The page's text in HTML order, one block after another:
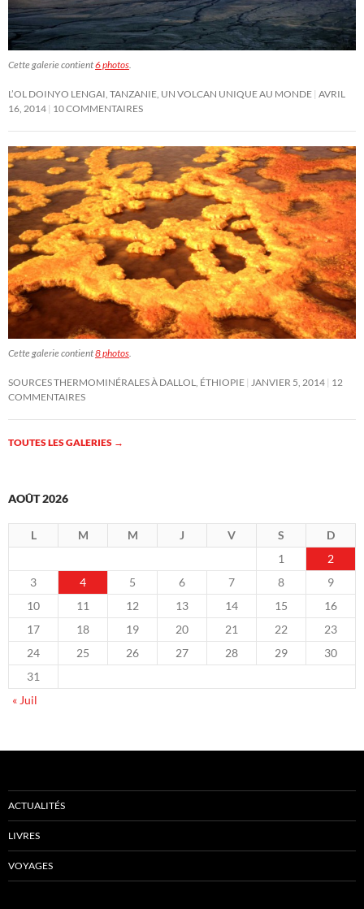
Cette galerie contient6 photos
L’OL DOINYO LENGAI, TANZANIE, UN VOLCAN UNIQUE AU MONDE AVRIL
16, 2014 10 COMMENTAIRES
Cette galerie contient8 photos
SOURCES THERMOMINÉRALES À DALLOL, ÉTHIOPIE JANVIER 5, 2014 12
COMMENTAIRES
TOUTES LES GALERIES →
AOÛT 2026
L M M J V S
D
1
2
3
4 5 6 7 8
9
10
11 12 13 14 15
16
17
18 19 20 21 22
23
24
25 26 27 28 29
30
31
« Juil
ACTUALITÉS
LIVRES
VOYAGES